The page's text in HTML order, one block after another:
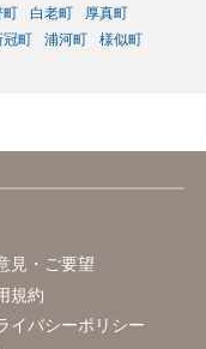
町 白老町
厚真町
冠町 浦河町
様似町
見・ご要望
規約
イバシーポリシー